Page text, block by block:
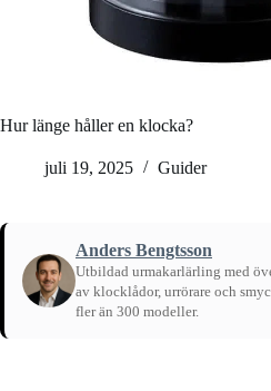
Hur länge håller en klocka?
juli 19, 2025 Guider
Anders Bengtsson
Utbildad urmakarlärling med
av klocklådor, urrörare och
fler än 300 modeller.